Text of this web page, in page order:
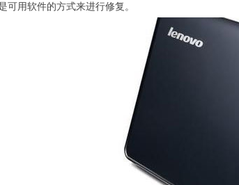
可用软件的方式来进行修复。